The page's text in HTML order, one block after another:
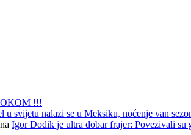
!!!
u svijetu nalazi se u Meksiku, noćenje van
na Igor Dodik je ultra dobar frajer: Povezivali su